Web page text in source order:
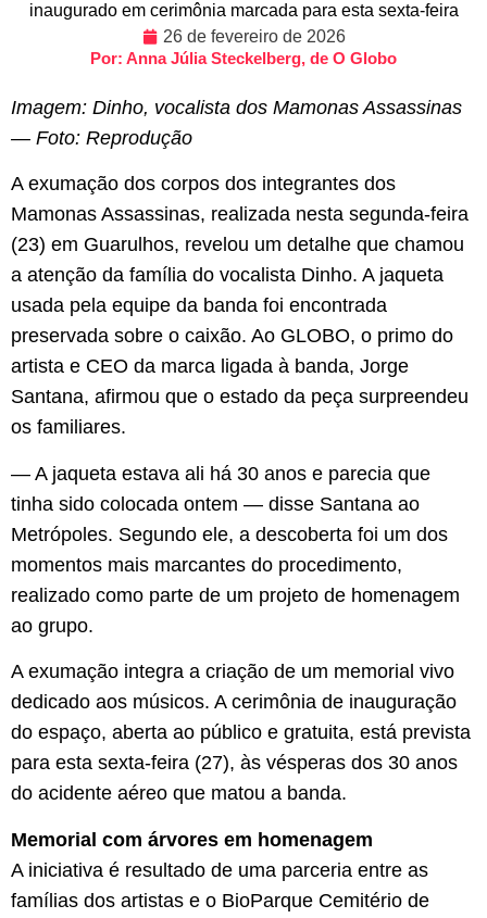
inaugurado em cerimônia marcada para esta sexta-feira
26 de fevereiro de 2026
Por: Anna Júlia Steckelberg, de O Globo
Imagem: Dinho, vocalista dos Mamonas Assassinas
— Foto: Reprodução
A exumação dos corpos dos integrantes dos
Mamonas Assassinas, realizada nesta segunda-feira
(23) em Guarulhos, revelou um detalhe que chamou
a atenção da família do vocalista Dinho. A jaqueta
usada pela equipe da banda foi encontrada
preservada sobre o caixão. Ao GLOBO, o primo do
artista e CEO da marca ligada à banda, Jorge
Santana, afirmou que o estado da peça surpreendeu
os familiares.
— A jaqueta estava ali há 30 anos e parecia que
tinha sido colocada ontem — disse Santana ao
Metrópoles. Segundo ele, a descoberta foi um dos
momentos mais marcantes do procedimento,
realizado como parte de um projeto de homenagem
ao grupo.
A exumação integra a criação de um memorial vivo
dedicado aos músicos. A cerimônia de inauguração
do espaço, aberta ao público e gratuita, está prevista
para esta sexta-feira (27), às vésperas dos 30 anos
do acidente aéreo que matou a banda.
Memorial com árvores em homenagem
A iniciativa é resultado de uma parceria entre as
famílias dos artistas e o BioParque Cemitério de